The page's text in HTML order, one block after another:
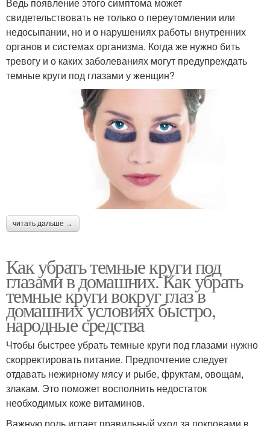
свидетельствовать не только о переутомлении или
недосыпании, но и о нарушениях работы внутренних
органов и системах организма. Когда же нужно бить
тревогу и о каких заболеваниях могут предупреждать
темные круги под глазами у женщин?
читать дальше →
Как убрать темные круги под
глазами в домашних. Как убрать
темные круги вокруг глаз в
домашних условиях быстро,
народные средства
Чтобы быстрее убрать темные круги под глазами нужно
скорректировать питание. Предпочтение следует
отдавать нежирному мясу и рыбе, фруктам, овощам,
злакам. Это поможет восполнить недостаток
необходимых коже витаминов.